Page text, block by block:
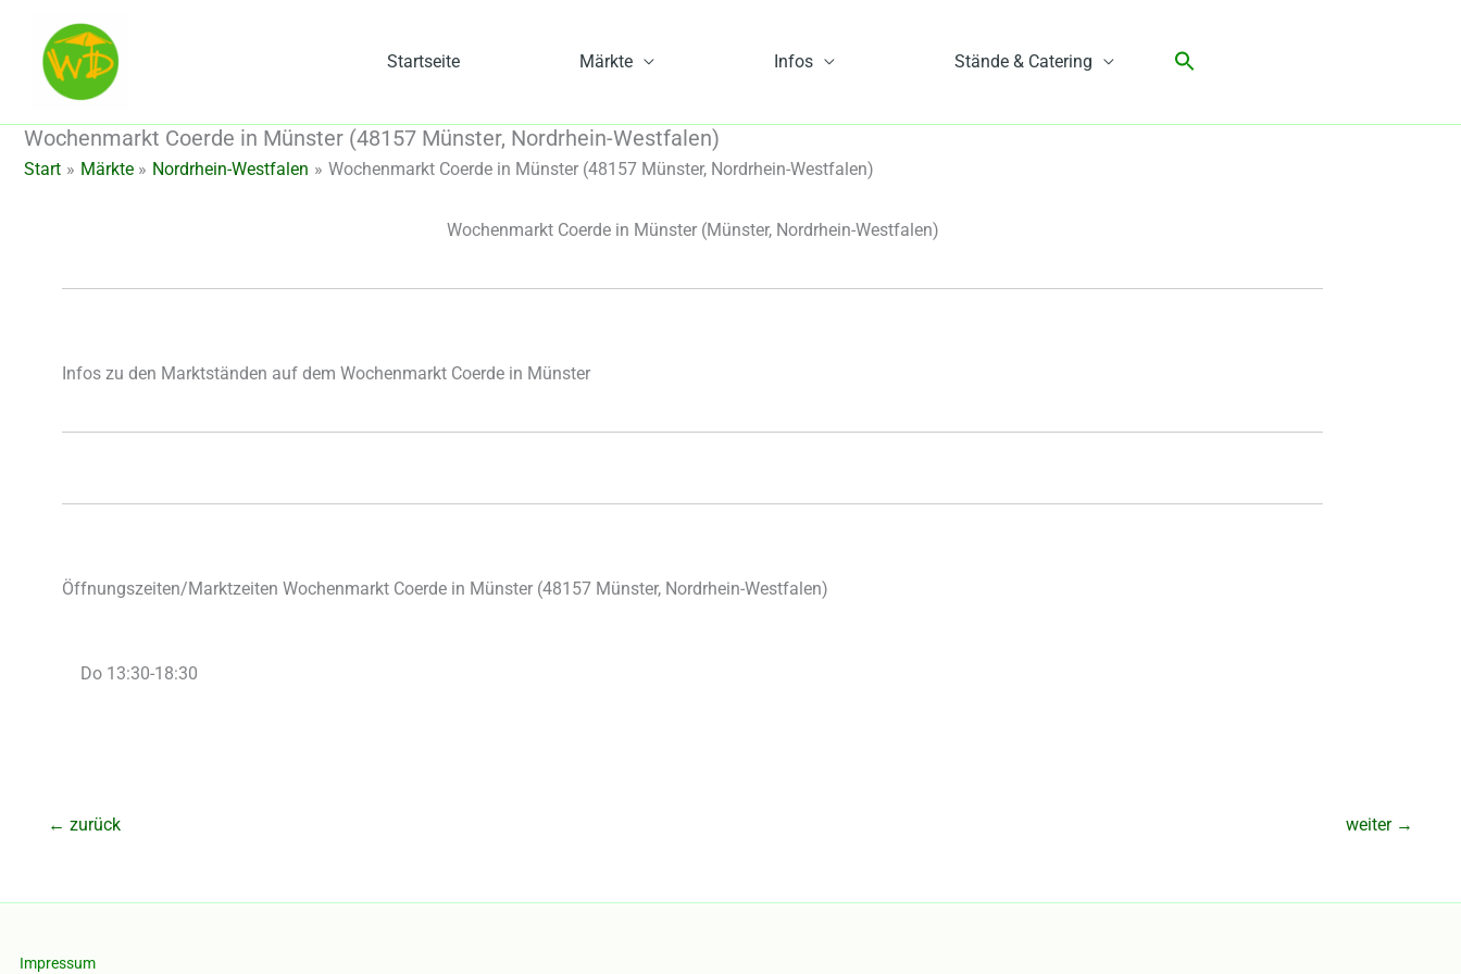
springen
Startseite Märkte Infos Stände & Catering
Wochenmarkt Coerde in Münster (48157 Münster, Nordrhein-Westfalen)
Start Märkte Nordrhein-Westfalen Wochenmarkt Coerde in Münster (48157 Münster, Nordrhein-Westfalen)
Wochenmarkt Coerde in Münster(Münster, Nordrhein-Westfalen)
Infos zu den Marktständen auf dem Wochenmarkt Coerde in Münster
Öffnungszeiten/Marktzeiten Wochenmarkt Coerde in Münster (48157 Münster, Nordrhein-Westfalen)
Do 13:30-18:30
← zurück weiter →
Impressum